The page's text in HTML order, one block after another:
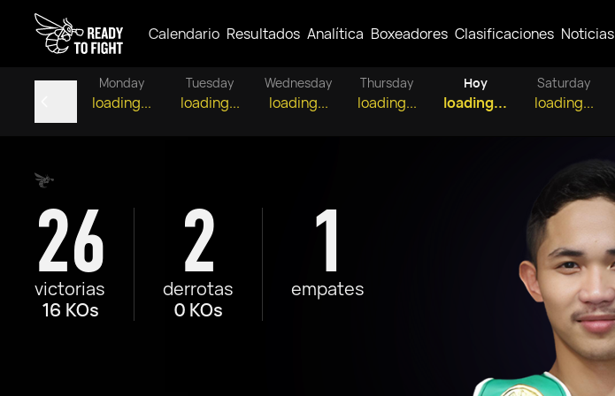
Calendario Resultados Analítica Boxeadores Clasificaciones Noticias
Monday
loading...
Tuesday
loading...
Wednesday
loading...
Thursday
loading...
Hoy
loading...
Saturday
loading...
26
victorias
16 KOs
2
derrotas
0 KOs
1
empates